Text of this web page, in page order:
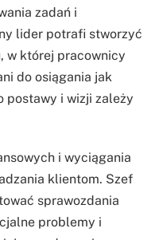
zadań i
lider potrafi stworzyć
w której pracownicy
do osiągania jak
postawy i wizji zależy
i wyciągania
klientom. Szef
sprawozdania
problemy i